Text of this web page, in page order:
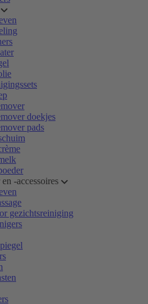
doekjes
pads
-accessoires
gezichtsreiniging